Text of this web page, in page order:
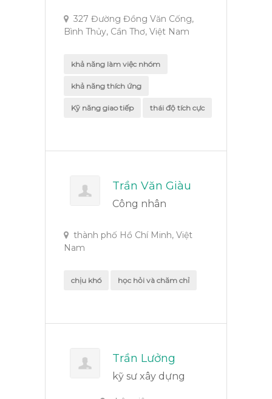
327 Đường Đồng Văn Cống,
Bình Thủy, Cần Thơ, Việt Nam
khả năng làm việc nhóm
khả năng thích ứng
Kỹ năng giao tiếp thái độ tích cực
Trần Văn Giàu
Công nhân
thành phố Hồ Chí Minh, Việt
Nam
chịu khó học hỏi và chăm chỉ
Trần Lưởng
kỹ sư xây dựng